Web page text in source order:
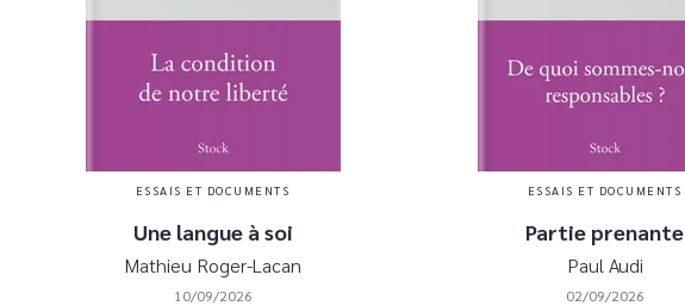
ESSAIS ET DOCUMENTS
Une langue à soi
Mathieu Roger-Lacan
10/09/2026
ESSAIS ET DOCUMENTS
Partie prenante
Paul Audi
02/09/2026